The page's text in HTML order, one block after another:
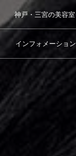
インフォメーション
神戸・三宮の美容室